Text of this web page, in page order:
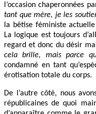
l’occasion chaperonnées
tant que mère, je les
la bêtise féministe
La logique est toujours
regard et donc du désir
cela brille, mais parce
condamné en tant
érotisation totale du corps.
De l’autre côté, nous
républicaines de quoi